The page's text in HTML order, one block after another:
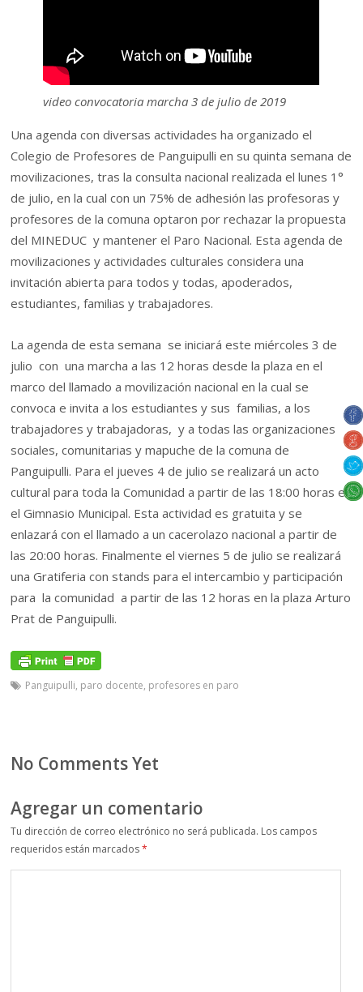
video convocatoria marcha 3 de julio de 2019
Una agenda con diversas actividades ha organizado el
Colegio de Profesores de Panguipulli en su quinta semana de
movilizaciones, tras la consulta nacional realizada el lunes 1°
de julio, en la cual con un 75% de adhesión las profesoras y
profesores de la comuna optaron por rechazar la propuesta
del MINEDUC y mantener el Paro Nacional. Esta agenda de
movilizaciones y actividades culturales considera una
invitación abierta para todos y todas, apoderados,
estudiantes, familias y trabajadores.
La agenda de esta semana se iniciará este miércoles 3 de
julio con una marcha a las 12 horas desde la plaza en el
marco del llamado a movilización nacional en la cual se
convoca e invita a los estudiantes y sus familias, a los
trabajadores y trabajadoras, y a todas las organizaciones
sociales, comunitarias y mapuche de la comuna de
Panguipulli. Para el jueves 4 de julio se realizará un acto
cultural para toda la Comunidad a partir de las 18:00 horas en
el Gimnasio Municipal. Esta actividad es gratuita y se
enlazará con el llamado a un cacerolazo nacional a partir de
las 20:00 horas. Finalmente el viernes 5 de julio se realizará
una Gratiferia con stands para el intercambio y participación
para la comunidad a partir de las 12 horas en la plaza Arturo
Prat de Panguipulli.
Panguipulli, paro docente, profesores en paro
No Comments Yet
Agregar un comentario
Tu dirección de correo electrónico no será publicada. Los campos
requeridos están marcados*